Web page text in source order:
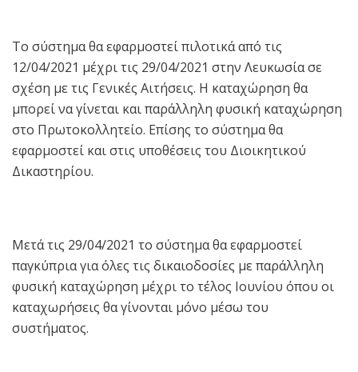
Το σύστημα θα εφαρμοστεί πιλοτικά από τις
12/04/2021 μέχρι τις 29/04/2021 στην Λευκωσία σε
σχέση με τις Γενικές Αιτήσεις. Η καταχώρηση θα
μπορεί να γίνεται και παράλληλη φυσική καταχώρηση
στο Πρωτοκολλητείο. Επίσης το σύστημα θα
εφαρμοστεί και στις υποθέσεις του Διοικητικού
Δικαστηρίου.
Μετά τις 29/04/2021 το σύστημα θα εφαρμοστεί
παγκύπρια για όλες τις δικαιοδοσίες με παράλληλη
φυσική καταχώρηση μέχρι το τέλος Ιουνίου όπου οι
καταχωρήσεις θα γίνονται μόνο μέσω του
συστήματος.